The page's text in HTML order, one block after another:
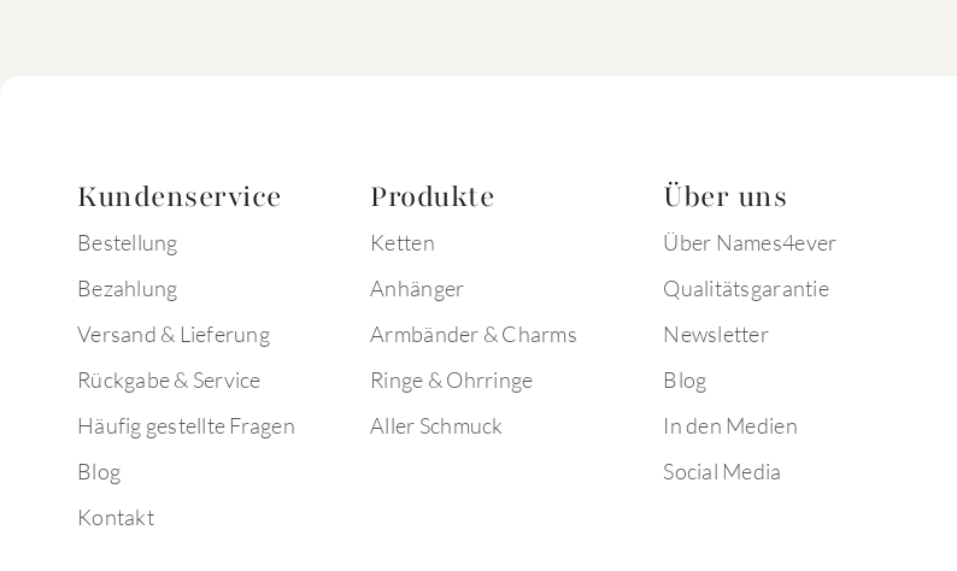
Kundenservice
Bestellung
Bezahlung
Versand & Lieferung
Rückgabe & Service
Häufig gestellte Fragen
Blog
Kontakt
Produkte
Ketten
Anhänger
Armbänder & Charms
Ringe & Ohrringe
Aller Schmuck
Über uns
Über Names4ever
Qualitätsgarantie
Newsletter
Blog
In den Medien
Social Media